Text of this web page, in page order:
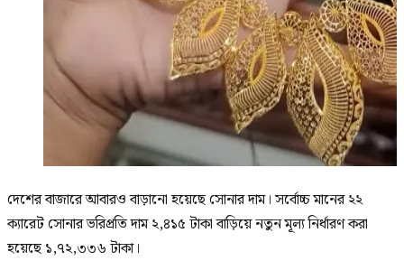
দেশের বাজারে আবারও বাড়ানো হয়েছে সোনার দাম। সর্বোচ্চ মানের ২২
ক্যারেট সোনার ভরিপ্রতি দাম ২,৪১৫ টাকা বাড়িয়ে নতুন মূল্য নির্ধারণ করা
হয়েছে ১,৭২,৩৩৬ টাকা।